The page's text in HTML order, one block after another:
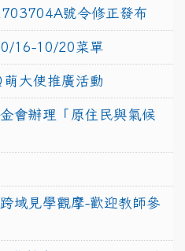
號令修正發布
16-10/20菜單
萌大使推廣活動
會辦理「原住民與氣候
域見學觀摩-歡迎教師參